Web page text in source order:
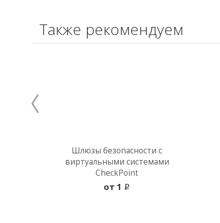
Также рекомендуем
Шлюзы безопасности с
виртуальными системами
CheckPoint
oт 1 i